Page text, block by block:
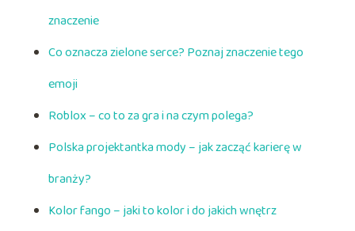
znaczenie
Co oznacza zielone serce? Poznaj znaczenie tego
emoji
Roblox – co to za gra i na czym polega?
Polska projektantka mody – jak zacząć karierę w
branży?
Kolor fango – jaki to kolor i do jakich wnętrz